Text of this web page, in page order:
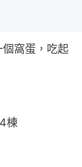
窩蛋，吃起
棟